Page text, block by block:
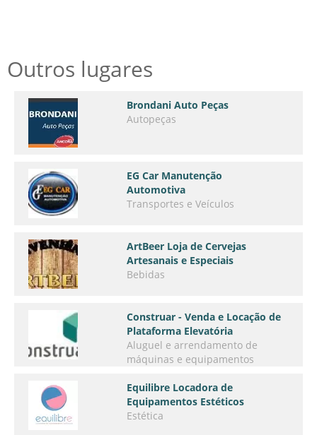
Outros lugares
Brondani Auto Peças
Autopeças
EG Car Manutenção
Automotiva
Transportes e Veículos
ArtBeer Loja de Cervejas
Artesanais e Especiais
Bebidas
Construar - Venda e Locação de
Plataforma Elevatória
Aluguel e arrendamento de
máquinas e equipamentos
Equilibre Locadora de
Equipamentos Estéticos
Estética